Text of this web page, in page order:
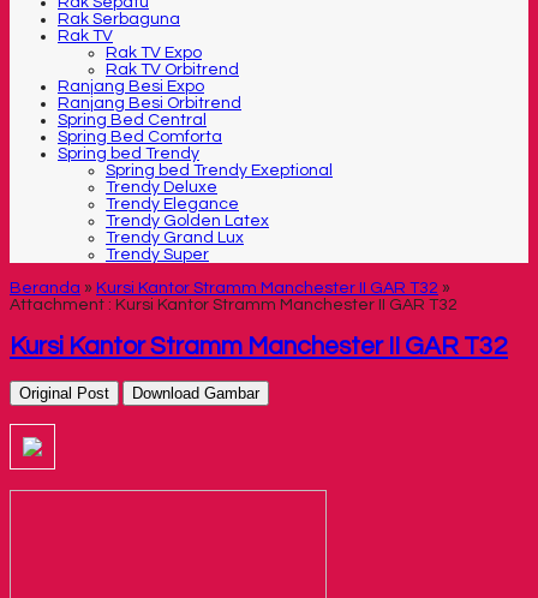
Rak Serbaguna
Rak TV
Rak TV Expo
Rak TV Orbitrend
Ranjang Besi Expo
Ranjang Besi Orbitrend
Spring Bed Central
Spring Bed Comforta
Spring bed Trendy
Spring bed Trendy Exeptional
Trendy Deluxe
Trendy Elegance
Trendy Golden Latex
Trendy Grand Lux
Trendy Super
Beranda » Kursi Kantor Stramm Manchester II GAR T32 »
Attachment : Kursi Kantor Stramm Manchester II GAR T32
Kursi Kantor Stramm Manchester II GAR T32
Original Post Download Gambar